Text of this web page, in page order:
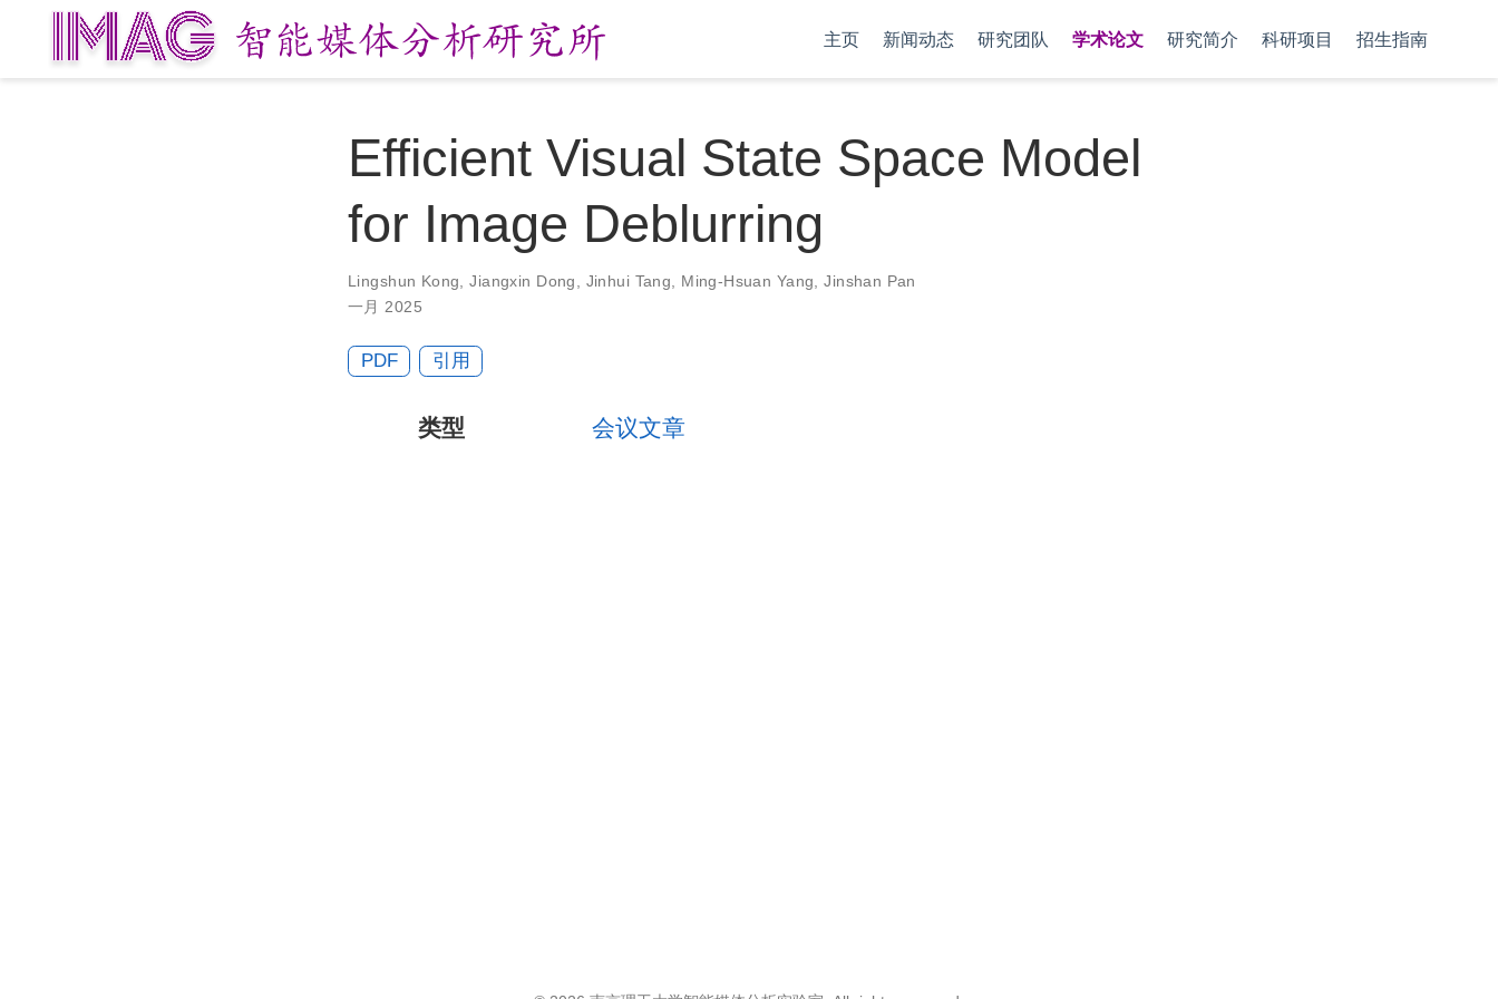
主页 新闻动态 研究团队 学术论文 研究简介 科研项目 招生指南
Efficient Visual State Space Model
for Image Deblurring
Lingshun Kong ,Jiangxin Dong Jinhui Tang Ming-Hsuan Yang ,Jinshan Pan
一月 2025
PDF 引用
类型 会议文章